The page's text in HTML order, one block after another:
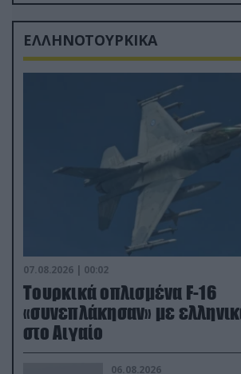
ΕΛΛΗΝΟΤΟΥΡΚΙΚΑ
07.08.2026 | 00:02
Τουρκικά οπλισμένα F-16
«συνεπλάκησαν» με
στο Αιγαίο
06.08.2026